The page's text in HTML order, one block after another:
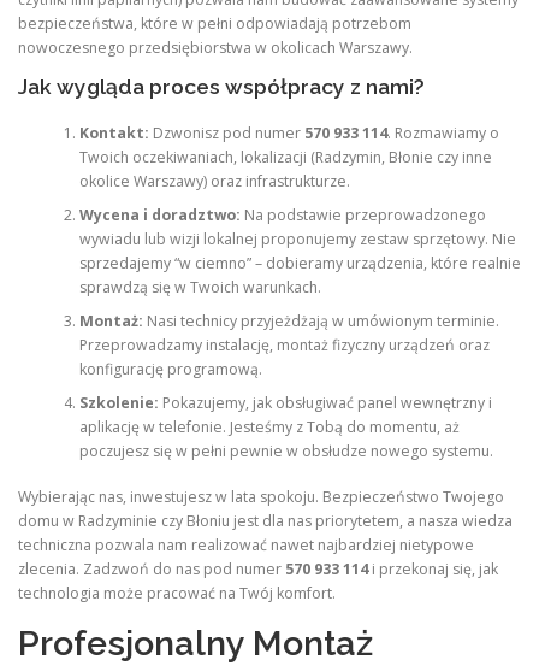
bezpieczeństwa, które w pełni odpowiadają potrzebom
nowoczesnego przedsiębiorstwa w okolicach Warszawy.
Jak wygląda proces współpracy z nami?
Kontakt: Dzwonisz pod numer 570 933 114. Rozmawiamy o
Twoich oczekiwaniach, lokalizacji (Radzymin, Błonie czy inne
okolice Warszawy) oraz infrastrukturze.
Wycena i doradztwo: Na podstawie przeprowadzonego
wywiadu lub wizji lokalnej proponujemy zestaw sprzętowy. Nie
sprzedajemy “w ciemno” – dobieramy urządzenia, które realnie
sprawdzą się w Twoich warunkach.
Montaż: Nasi technicy przyjeżdżają w umówionym terminie.
Przeprowadzamy instalację, montaż fizyczny urządzeń oraz
konfigurację programową.
Szkolenie: Pokazujemy, jak obsługiwać panel wewnętrzny i
aplikację w telefonie. Jesteśmy z Tobą do momentu, aż
poczujesz się w pełni pewnie w obsłudze nowego systemu.
Wybierając nas, inwestujesz w lata spokoju. Bezpieczeństwo Twojego
domu w Radzyminie czy Błoniu jest dla nas priorytetem, a nasza wiedza
techniczna pozwala nam realizować nawet najbardziej nietypowe
zlecenia. Zadzwoń do nas pod numer 570 933 114i przekonaj się, jak
technologia może pracować na Twój komfort.
Profesjonalny Montaż